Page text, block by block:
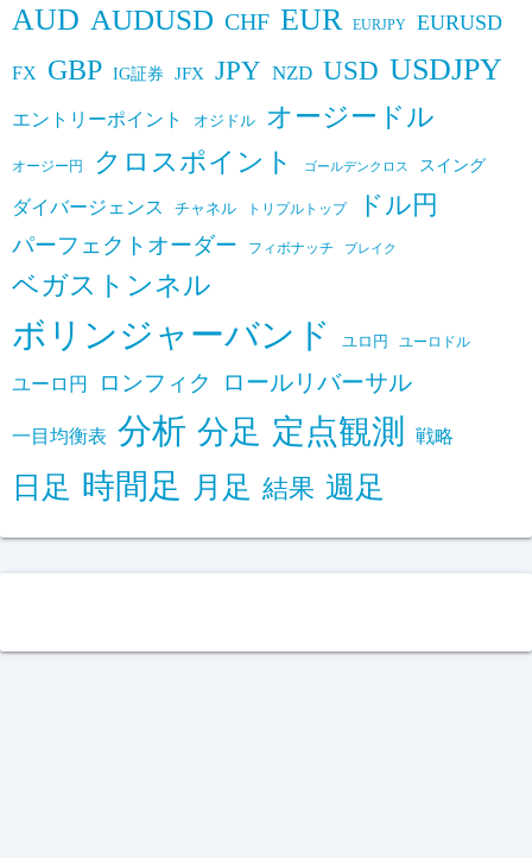
AUD AUDUSD CHF EUR EURJPY EURUSD
FX GBP IG証券 JFX JPY NZD USD USDJPY
エントリーポイント オジドル オージードル
オージー円 クロスポイント ゴールデンクロス スイング
ダイバージェンス チャネル トリプルトップ ドル円
パーフェクトオーダー フィボナッチ ブレイク
ベガストンネル
ボリンジャーバンド ユロ円 ユーロドル
ユーロ円 ロンフィク ロールリバーサル
一目均衡表 分析 分足 定点観測 戦略
日足 時間足 月足 結果 週足